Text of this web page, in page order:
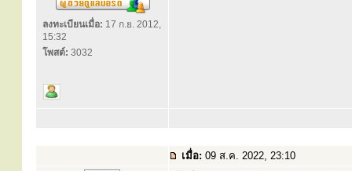
ลงทะเบียนเมื่อ: 17 ก.ย. 2012,
15:32
โพสต์: 3032
เมื่อ: 09 ส.ค. 2022, 23:10